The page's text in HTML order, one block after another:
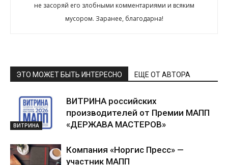
не засоряй его злобными комментариями и всяким
мусором. Заранее, благодарна!
ЭТО МОЖЕТ БЫТЬ ИНТЕРЕСНО ЕЩЕ ОТ АВТОРА
ВИТРИНА
ВИТРИНА российских
производителей от Премии МАПП
«ДЕРЖАВА МАСТЕРОВ»
Компания «Норгис Пресс» —
участник МАПП